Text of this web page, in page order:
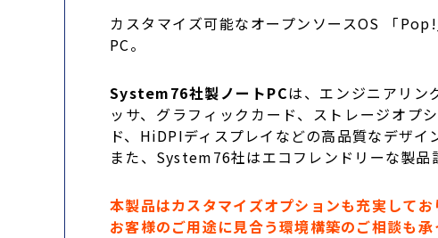
カスタマイズ可能なオープンソースOS 「
PC。
System76社製ノートPCは、エンジニアリン
ッサ、グラフィックカード、ストレージオプ
ド、HiDPIディスプレイなどの高品質なデザイ
また、System76社はエコフレンドリーな製品
本製品はカスタマイズオプションも充実してお
お客様のご用途に見合う環境構築のご相談も